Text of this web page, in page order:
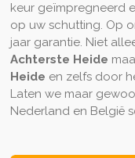
keur geïmpregneerd
op uw schutting. Op
jaar garantie. Niet
Achterste Heide
Heide en zelfs door
Laten we maar
Nederland en België